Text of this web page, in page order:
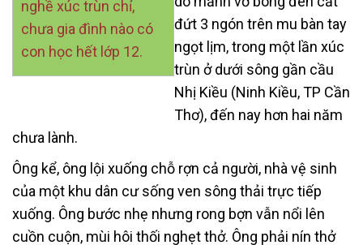
nghề xúc trùn chỉ,
chưa gia đình nào có
con học hết lớp 12.
đứt 3 ngón trên mu bàn tay
ngọt lịm, trong một lần xúc
trùn ở dưới sông gần cầu
Nhị Kiều (Ninh Kiều, TP Cần
Thơ), đến nay hơn hai năm
chưa lành.
Ông kể, ông lội xuống chỗ rợn cả người, nhà vệ sinh
của một khu dân cư sống ven sông thải trực tiếp
xuống. Ông bước nhẹ nhưng rong bợn vẫn nổi lên
cuồn cuộn, mùi hôi thối nghẹt thở. Ông phải nín thở